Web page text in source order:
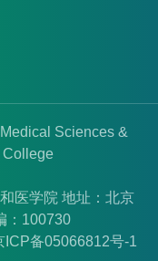
Sciences &
College
医学院 地址：北京
：100730
ICP备05066812号-1